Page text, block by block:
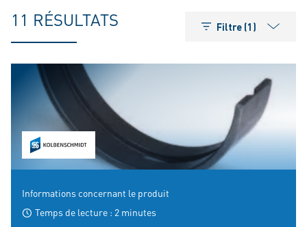
11 RÉSULTATS Filtre (1)
Informations concernant le produit
Temps de lecture : 2 minutes